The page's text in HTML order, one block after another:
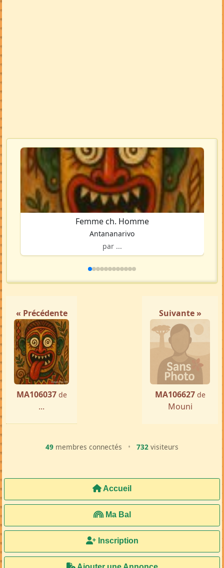
Femme ch. Homme
Antananarivo
par ...
« Précédente
MA106037 de
...
Suivante »
MA106627 de
Mouni
49 membres connectés • 732 visiteurs
Accueil
Ma Bal
Inscription